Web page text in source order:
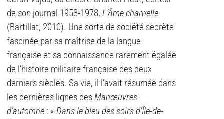
de son journal 1953-1978, L’Âme charnelle
(Bartillat, 2010). Une sorte de société secrète
fascinée par sa maîtrise de la langue
française et sa connaissance rarement égalée
de l’histoire militaire française des deux
derniers siècles. Sa vie, il l’avait résumée dans
les dernières lignes desManœuvres
d’automne : « Dans le bleu des soirs d’Île-de-